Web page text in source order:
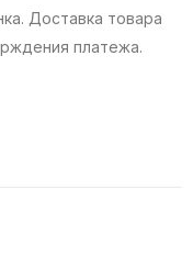
Доставка товара
платежа.